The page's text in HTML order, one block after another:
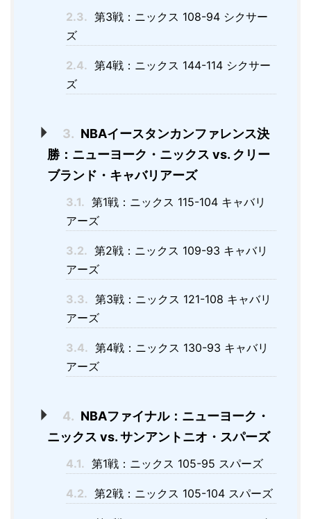
2.3. 第3戦：ニックス 108-94 シクサー
ズ
2.4. 第4戦：ニックス 144-114 シクサー
ズ
3. NBAイースタンカンファレンス決
勝：ニューヨーク・ニックス vs. クリー
ブランド・キャバリアーズ
3.1. 第1戦：ニックス 115-104 キャバリ
アーズ
3.2. 第2戦：ニックス 109-93 キャバリ
アーズ
3.3. 第3戦：ニックス 121-108 キャバリ
アーズ
3.4. 第4戦：ニックス 130-93 キャバリ
アーズ
4. NBAファイナル：ニューヨーク・
ニックス vs. サンアントニオ・スパーズ
4.1. 第1戦：ニックス 105-95 スパーズ
4.2. 第2戦：ニックス 105-104 スパーズ